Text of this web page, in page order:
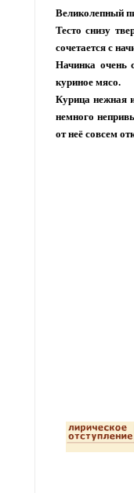
Великолепный
Тесто снизу
сочетается с
Начинка очень
куриное мясо.
Курица нежная
немного
от неё совсем